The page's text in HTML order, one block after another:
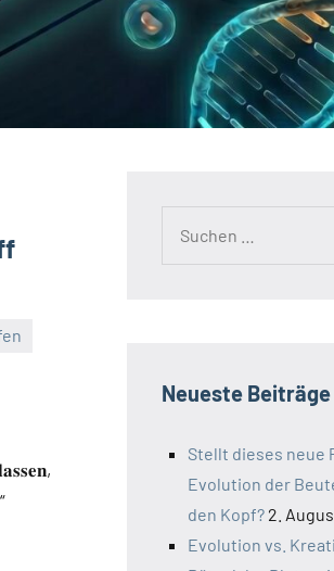
Neueste Beiträge
Stellt dieses neue
Evolution der
den Kopf? 2.
Evolution vs.